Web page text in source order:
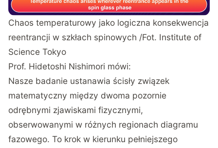
Chaos temperaturowy jako logiczna konsekwencja
reentrancji w szkłach spinowych /Fot. Institute of
Science Tokyo
Prof. Hidetoshi Nishimori mówi:
Nasze badanie ustanawia ścisły związek
matematyczny między dwoma pozornie
odrębnymi zjawiskami fizycznymi,
obserwowanymi w różnych regionach diagramu
fazowego. To krok w kierunku pełniejszego